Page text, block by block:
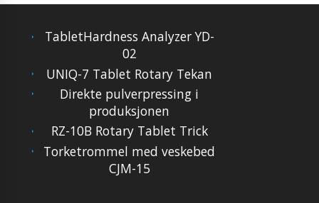
TabletHardness Analyzer YD-
02
UNIQ-7 Tablet Rotary Tekan
Direkte pulverpressing i
produksjonen
RZ-10B Rotary Tablet Trick
Torketrommel med veskebed
CJM-15